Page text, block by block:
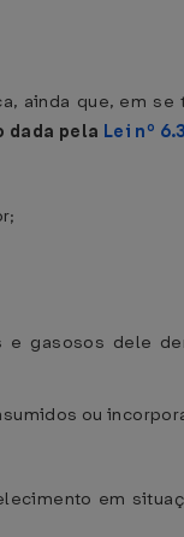
que, em
dada pela Lei nº
gasosos dele
ou
em